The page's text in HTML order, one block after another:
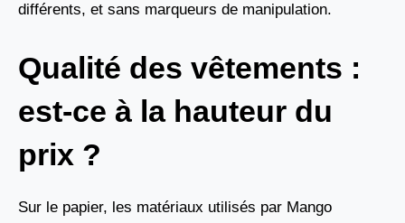
différents, et sans marqueurs de manipulation.
Qualité des vêtements :
est-ce à la hauteur du
prix ?
Sur le papier, les matériaux utilisés par Mango